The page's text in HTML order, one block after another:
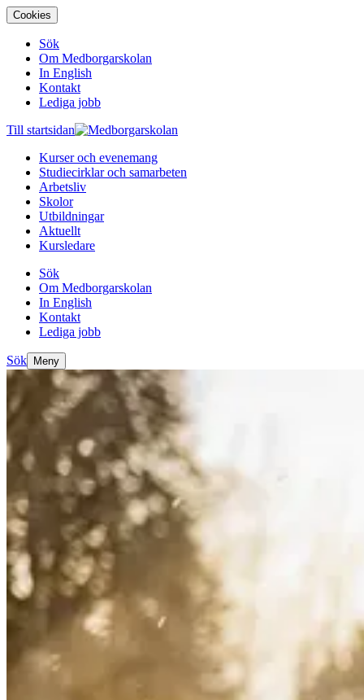
Cookies
Sök
Om Medborgarskolan
In English
Kontakt
Lediga jobb
Till startsidan
Kurser och evenemang
Studiecirklar och samarbeten
Arbetsliv
Skolor
Utbildningar
Aktuellt
Kursledare
Sök
Om Medborgarskolan
In English
Kontakt
Lediga jobb
Sök Meny